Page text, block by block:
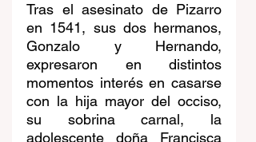
Tras el asesinato de Pizarro
en 1541, sus dos hermanos,
Gonzalo y Hernando,
expresaron en distintos
momentos interés en casarse
con la hija mayor del occiso,
su sobrina carnal, la
adolescente doña Francisca